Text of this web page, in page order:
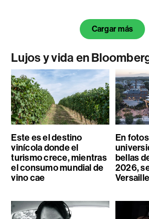
Cargar más
Lujos y vida en
Este es el destino
vinícola donde el
turismo crece, mientras
el consumo mundial de
vino cae
En
bellas
2026,